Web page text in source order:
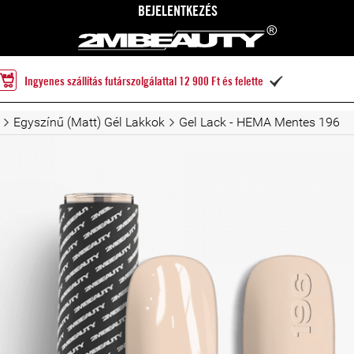
BEJELENTKEZÉS
Ingyenes szállítás futárszolgálattal 12 900 Ft és felette 
Egyszínű (Matt) Gél Lakkok Gel Lack - HEMA Mentes 196